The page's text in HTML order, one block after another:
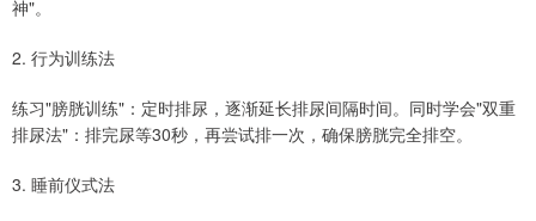
神"。
2. 行为训练法
练习"膀胱训练"：定时排尿，逐渐延长排尿间隔时间。同时学会"双重
排尿法"：排完尿等30秒，再尝试排一次，确保膀胱完全排空。
3. 睡前仪式法